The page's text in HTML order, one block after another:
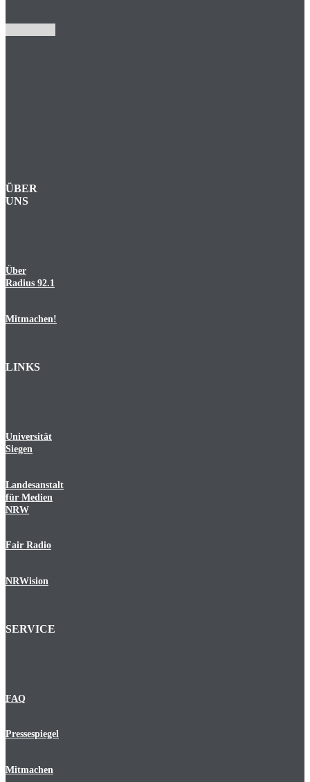
ÜBER
UNS
Über
Radius 92.1
Mitmachen!
LINKS
Universität
Siegen
Landesanstalt
für Medien
NRW
Fair Radio
NRWision
SERVICE
FAQ
Pressespiegel
Mitmachen